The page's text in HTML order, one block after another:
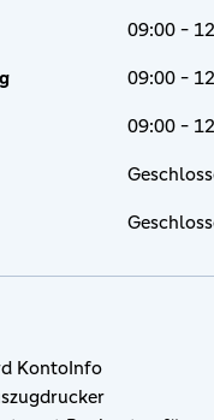
09:00 -
09:00 -
09:00 -
KontoInfo